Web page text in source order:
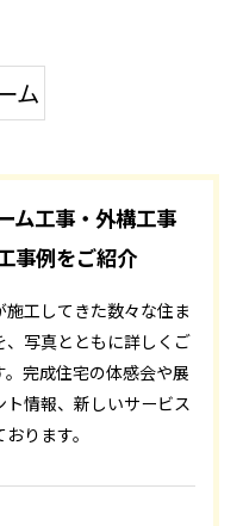
ム
ム工事・外構工事
事例をご紹介
施工してきた数々な住ま
、写真とともに詳しくご
完成住宅の体感会や展
情報、新しいサービス
ります。